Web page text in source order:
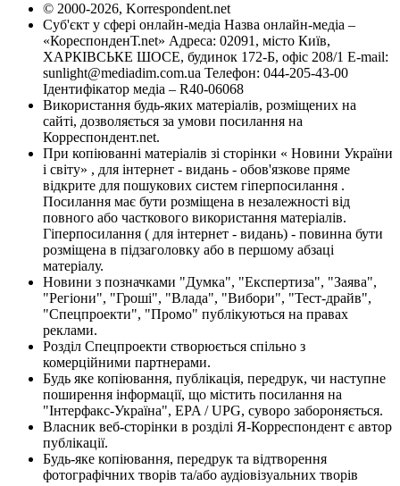
© 2000-2026, Korrespondent.net
Суб'єкт у сфері онлайн-медіа Назва онлайн-медіа –
«КореспонденТ.net» Адреса: 02091, місто Київ,
ХАРКІВСЬКЕ ШОСЕ, будинок 172-Б, офіс 208/1 E-mail:
sunlight@mediadim.com.ua Телефон: 044-205-43-00
Ідентифікатор медіа – R40-06068
Використання будь-яких матеріалів, розміщених на
сайті, дозволяється за умови посилання на
Корреспондент.net.
При копіюванні матеріалів зі сторінки « Новини України
і світу» , для інтернет - видань - обов'язкове пряме
відкрите для пошукових систем гіперпосилання .
Посилання має бути розміщена в незалежності від
повного або часткового використання матеріалів.
Гіперпосилання ( для інтернет - видань) - повинна бути
розміщена в підзаголовку або в першому абзаці
матеріалу.
Новини з позначками "Думка", "Експертиза", "Заява",
"Регіони", "Гроші", "Влада", "Вибори", "Тест-драйв",
"Спецпроекти", "Промо" публікуються на правах
реклами.
Розділ Спецпроекти створюється спільно з
комерційними партнерами.
Будь яке копіювання, публікація, передрук, чи наступне
поширення інформації, що містить посилання на
"Інтерфакс-Україна", EPA / UPG, суворо забороняється.
Власник веб-сторінки в розділі Я-Корреспондент є автор
публікації.
Будь-яке копіювання, передрук та відтворення
фотографічних творів та/або аудіовізуальних творів